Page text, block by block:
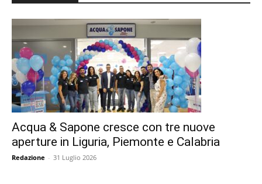
Acqua & Sapone cresce con tre nuove
aperture in Liguria, Piemonte e Calabria
Redazione - 31 Luglio 2026